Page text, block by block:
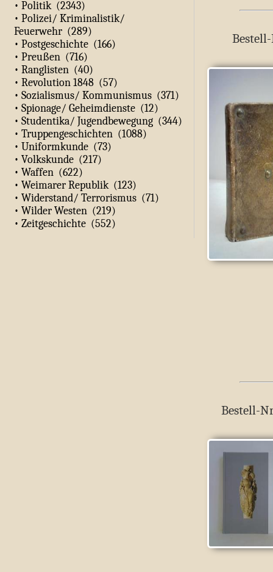
• Politik (2343)
• Polizei/ Kriminalistik/
Feuerwehr (289)
• Postgeschichte (166)
• Preußen (716)
• Ranglisten (40)
• Revolution 1848 (57)
• Sozialismus/ Kommunismus (371)
• Spionage/ Geheimdienste (12)
• Studentika/ Jugendbewegung (344)
• Truppengeschichten (1088)
• Uniformkunde (73)
• Volkskunde (217)
• Waffen (622)
• Weimarer Republik (123)
• Widerstand/ Terrorismus (71)
• Wilder Westen (219)
• Zeitgeschichte (552)
Bestell-